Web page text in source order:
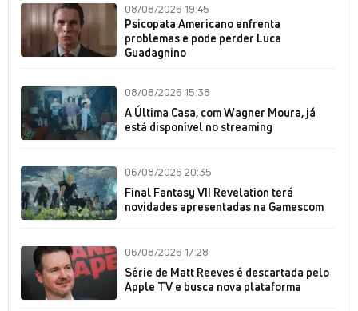
08/08/2026 19:45
Psicopata Americano enfrenta
problemas e pode perder Luca
Guadagnino
08/08/2026 15:38
A Última Casa, com Wagner Moura, já
está disponível no streaming
06/08/2026 20:35
Final Fantasy VII Revelation terá
novidades apresentadas na Gamescom
06/08/2026 17:28
Série de Matt Reeves é descartada pelo
Apple TV e busca nova plataforma